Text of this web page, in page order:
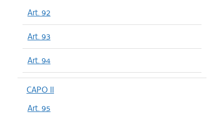
Art. 92
Art. 93
Art. 94
CAPO II
Art. 95